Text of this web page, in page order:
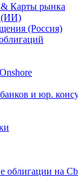
Карты рынка
(ИИ)
(Россия)
и юр.
облигации на